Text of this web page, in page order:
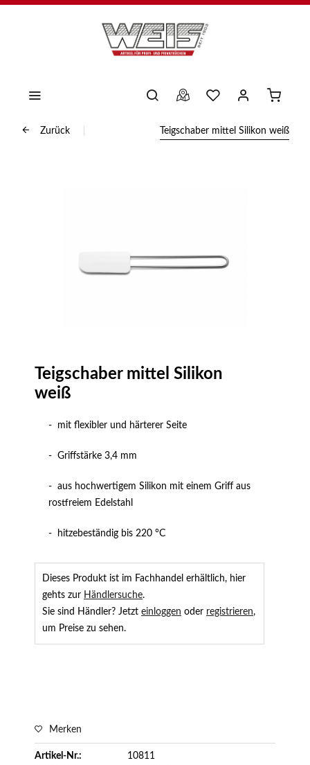
Zurück Teigschaber mittel Silikon weiß
Teigschaber mittel Silikon
weiß
- mit flexibler und härterer Seite
- Griffstärke 3,4 mm
- aus hochwertigem Silikon mit einem Griff aus
rostfreiem Edelstahl
- hitzebeständig bis 220 °C
Dieses Produkt ist im Fachhandel erhältlich, hier
gehts zur Händlersuche.
Sie sind Händler? Jetzt einloggen oder registrieren,
um Preise zu sehen.
Merken
Artikel-Nr.:
10811